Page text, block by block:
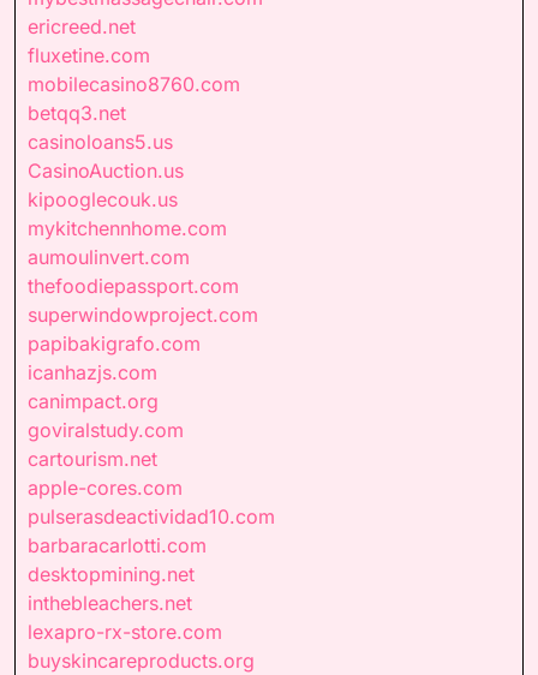
ericreed.net
fluxetine.com
mobilecasino8760.com
betqq3.net
casinoloans5.us
CasinoAuction.us
kipooglecouk.us
mykitchennhome.com
aumoulinvert.com
thefoodiepassport.com
superwindowproject.com
papibakigrafo.com
icanhazjs.com
canimpact.org
goviralstudy.com
cartourism.net
apple-cores.com
pulserasdeactividad10.com
barbaracarlotti.com
desktopmining.net
inthebleachers.net
lexapro-rx-store.com
buyskincareproducts.org